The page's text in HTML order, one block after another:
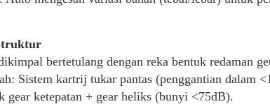
bertetulang dengan reka bentuk redaman
Sistem kartrij tukar pantas (penggantian dalam
gear ketepatan + gear heliks (bunyi <75dB).